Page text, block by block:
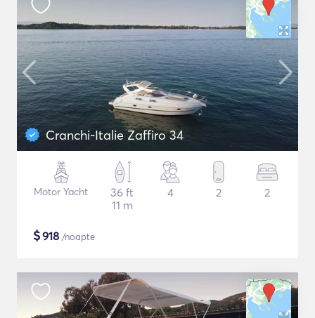
Cranchi-Italie Zaffiro 34
Motor Yacht
36 ft
11 m
4 2 2
$918 /noapte